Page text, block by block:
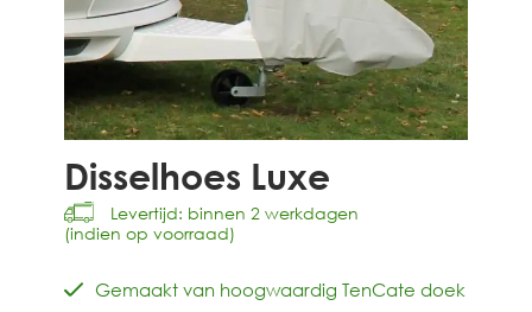
Disselhoes Luxe
Levertijd: binnen 2 werkdagen
(indien op voorraad)
Gemaakt van hoogwaardig TenCate doek